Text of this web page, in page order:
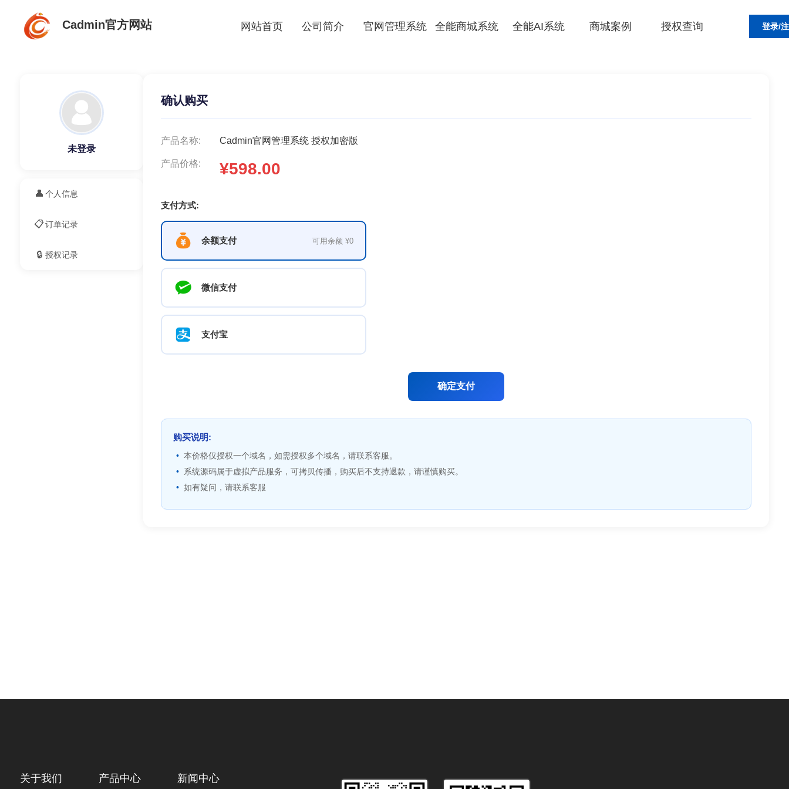
Cadmin官方网站 网站首页 公司简介 官网管理系统 全能商城系统 全能AI系统 商城案例 授权查询 登录/
未登录
👤 个人信息
📋订单记录
🔒 授权记录
确认购买
产品名称: Cadmin官网管理系统 授权加密版
产品价格: ¥598.00
支付方式:
余额支付 可用余额 ¥0
微信支付
支付宝
确定支付
购买说明:
本价格仅授权一个域名，如需授权多个域名，请联系客服。
系统源码属于虚拟产品服务，可拷贝传播，购买后不支持退款，请谨慎购买。
如有疑问，请联系客服
关于我们 产品中心 新闻中心